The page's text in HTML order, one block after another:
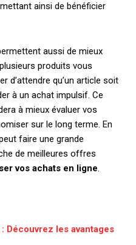
ainsi de bénéficier
aussi de mieux
produits vous
d’attendre qu’un article soit
à un achat impulsif. Ce
à mieux évaluer vos
sur le long terme. En
faire une grande
de meilleures offres
vos achats en ligne.
Découvrez les avantages